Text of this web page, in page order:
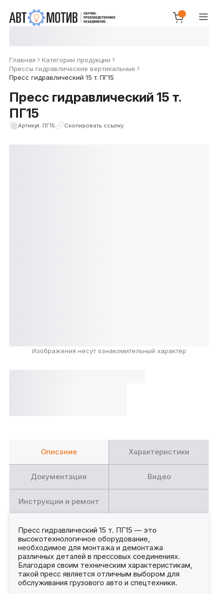
Главная
Категории продукции
Прессы гидравлические вертикальные
Пресс гидравлический 15 т. ПГ15
Пресс гидравлический 15 т.
ПГ15
Артикул: ПГ15 Скопировать ссылку
Изображения несут ознакомительный характер
Описание Характеристики
Документация Видео
Инструкции и ремонт
Пресс гидравлический 15 т. ПГ15 — это
высокотехнологичное оборудование,
необходимое для монтажа и демонтажа
различных деталей в прессовых соединениях.
Благодаря своим техническим характеристикам,
такой пресс является отличным выбором для
обслуживания грузового авто и спецтехники.